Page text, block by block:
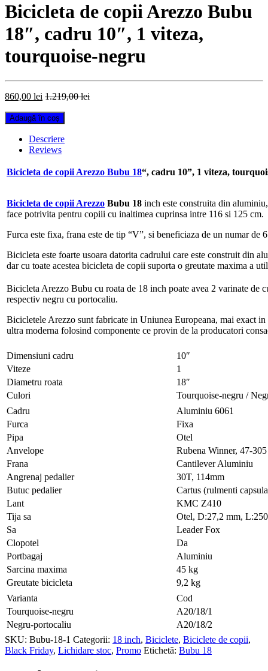
Bicicleta de copii Arezzo Bubu
18″, cadru 10″, 1 viteza,
tourquoise-negru
860,00 lei 1.219,00lei
Bicicleta
de
copii
Arezzo
18",
1
viteza,
negru
Adaugă în coș
Descriere
Reviews
Bicicleta de copii Arezzo Bubu 18“, cadru 10”, 1 viteza,
Bicicleta de copii Arezzo Bubu 18 inch este construita din
face potrivita pentru copiii cu inaltimea cuprinsa intre 116 si 125 cm.
Furca este fixa, frana este de tip “V”, si beneficiaza de un numar de
Bicicleta este foarte usoara datorita cadrului care este construit din
dar cu toate acestea bicicleta de copii suporta o greutate maxima a
Bicicleta Arezzo Bubu cu roata de 18 inch poate avea 2 varinate de
respectiv negru cu portocaliu.
Bicicletele Arezzo sunt fabricate in Uniunea Europeana, mai exact
ultra moderna folosind componente ce provin de la producatori
Dimensiuni cadru
10″
Viteze
1
Diametru roata
18″
Culori
Tourquoise-negru /
Cadru
Aluminiu 6061
Furca
Fixa
Pipa
Otel
Anvelope
Rubena Winner, 47-305
Frana
Cantilever Aluminiu
Angrenaj pedalier
30T, 114mm
Butuc pedalier
Cartus (rulmenti
Lant
KMC Z410
Tija sa
Otel, D:27,2 mm,
Sa
Leader Fox
Clopotel
Da
Portbagaj
Aluminiu
Sarcina maxima
45 kg
Greutate bicicleta
9,2 kg
Varianta
Cod
Tourquoise-negru
A20/18/1
Negru-portocaliu
A20/18/2
SKU: Bubu-18-1 Categorii: 18 inch, Biciclete, Biciclete de copii,
Black Friday, Lichidare stoc, Promo Etichetă: Bubu 18